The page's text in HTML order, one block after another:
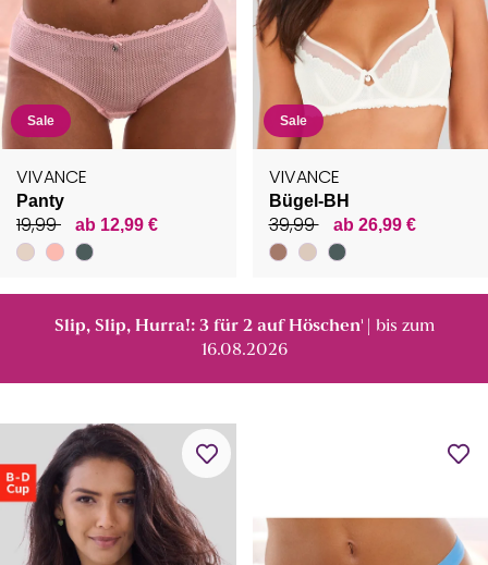
Sale
VIVANCE
Panty
19,99 ab 12,99 €
Sale
VIVANCE
Bügel-BH
39,99 ab 26,99 €
Slip, Slip, Hurra!: 3 für 2 auf Höschen¹
| bis zum
16.08.2026